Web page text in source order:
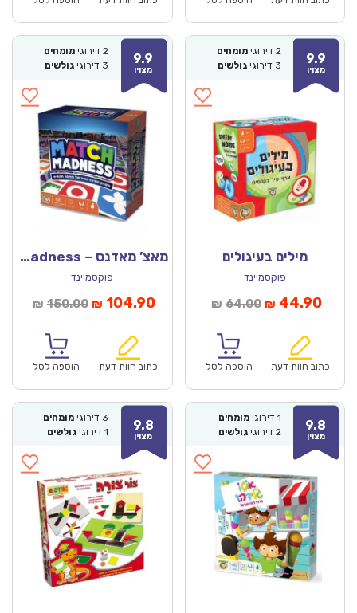
9.9
מצוין
2 דירוגי מומחים
3 דירוגי גולשים
מילים בעיגולים
פוקסמיינד
₪ 64.00המחיר
₪64.00.
₪ 44.90
כתוב חוות דעת הוספה לסל
9.9
מצוין
2 דירוגי מומחים
3 דירוגי גולשים
מאצ’ מאדנס – Match Madness
פוקסמיינד
₪ 150.00המחיר
₪150.00.
₪ 104.90המחיר
₪104.90.
כתוב חוות דעת הוספה לסל
9.8
מצוין
1 דירוגי מומחים
2 דירוגי גולשים 9.8
מצוין
3 דירוגי מומחים
1 דירוגי גולשים